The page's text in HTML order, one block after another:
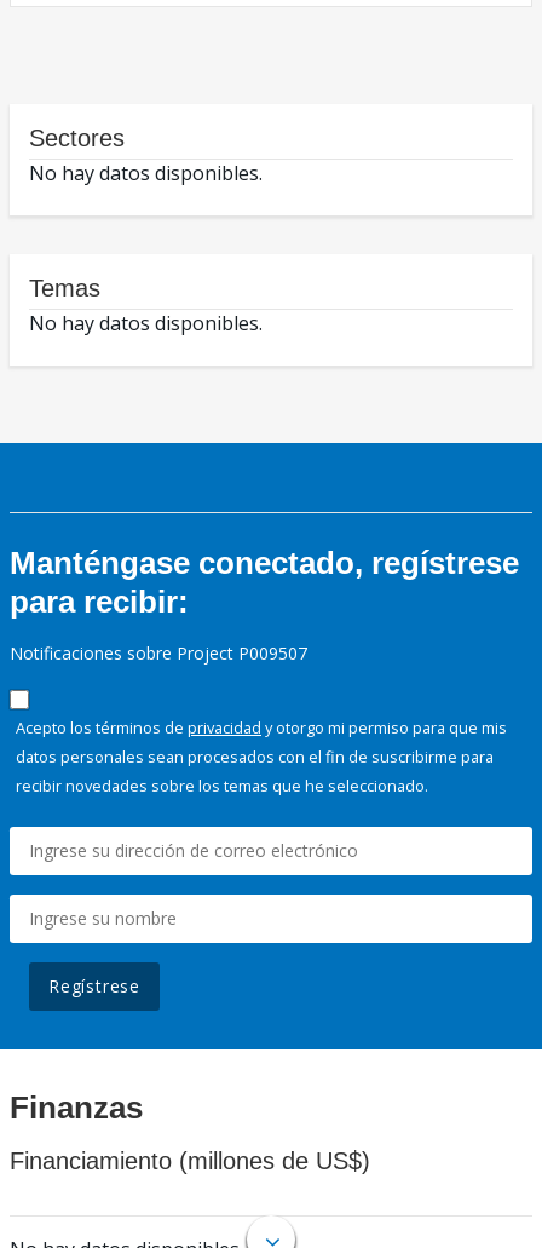
Sectores
No hay datos disponibles.
Temas
No hay datos disponibles.
Manténgase conectado, regístrese
para recibir:
Notificaciones sobre Project P009507
Acepto los términos de privacidad y otorgo mi permiso para que mis
datos personales sean procesados con el fin de suscribirme para
recibir novedades sobre los temas que he seleccionado.
Regístrese
Finanzas
Financiamiento (millones de US$)